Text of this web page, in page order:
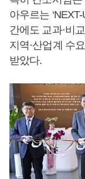
아우르는
간에도 교과·비
지역·산업계 수
받았다.